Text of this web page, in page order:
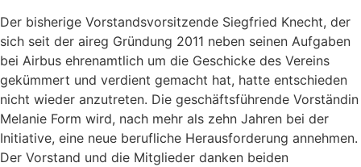
Der bisherige Vorstandsvorsitzende Siegfried Knecht, der
sich seit der aireg Gründung 2011 neben seinen Aufgaben
bei Airbus ehrenamtlich um die Geschicke des Vereins
gekümmert und verdient gemacht hat, hatte entschieden
nicht wieder anzutreten. Die geschäftsführende Vorständin
Melanie Form wird, nach mehr als zehn Jahren bei der
Initiative, eine neue berufliche Herausforderung annehmen.
Der Vorstand und die Mitglieder danken beiden